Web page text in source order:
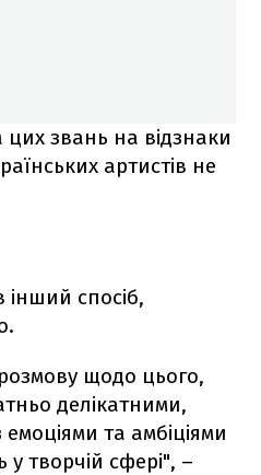
звань на відзнаки
артистів не
спосіб,
щодо цього,
делікатними,
та амбіціями
творчій сфері", –